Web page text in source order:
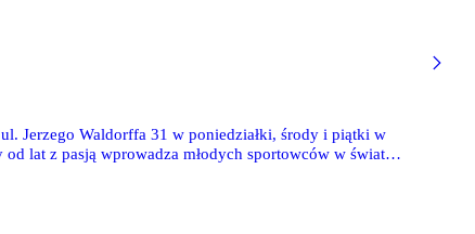
Jerzego Waldorffa 31 w poniedziałki, środy i piątki w
lat z pasją wprowadza młodych sportowców w świat